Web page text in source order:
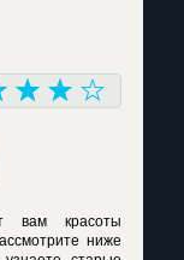
вам красоты
ниже